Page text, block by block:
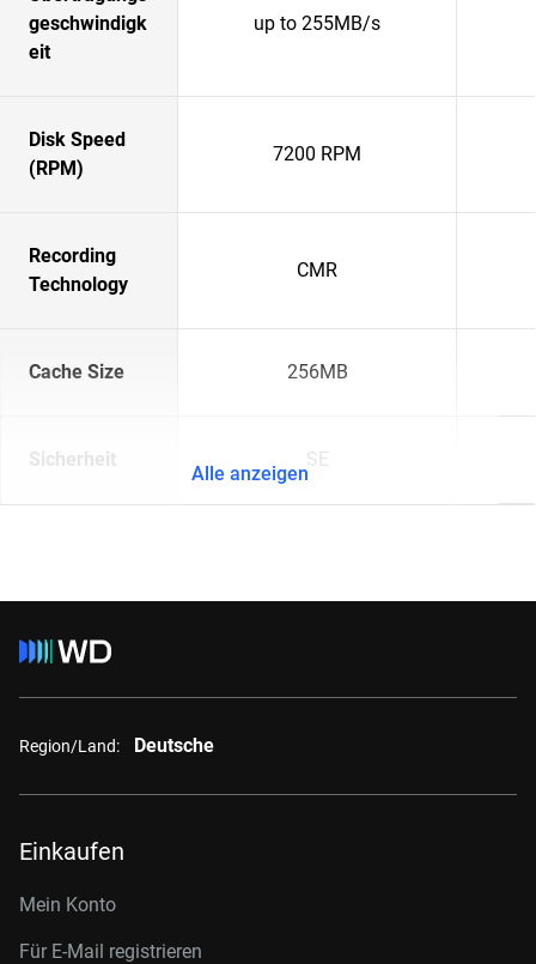
geschwindigk
eit
up to 255MB/s
Disk Speed
(RPM)
7200 RPM
Recording
Technology
CMR
Cache Size 256MB
Sicherheit SE
Alle anzeigen
Region/Land: Deutsche
Einkaufen
Mein Konto
Für E-Mail registrieren